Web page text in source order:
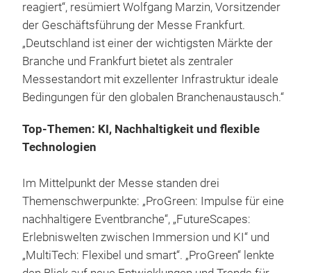
reagiert“, resümiert Wolfgang Marzin, Vorsitzender
der Geschäftsführung der Messe Frankfurt.
„Deutschland ist einer der wichtigsten Märkte der
Branche und Frankfurt bietet als zentraler
Messestandort mit exzellenter Infrastruktur ideale
Bedingungen für den globalen Branchenaustausch.“
Top-Themen: KI, Nachhaltigkeit und flexible
Technologien
Im Mittelpunkt der Messe standen drei
Themenschwerpunkte: „ProGreen: Impulse für eine
nachhaltigere Eventbranche“, „FutureScapes:
Erlebniswelten zwischen Immersion und KI“ und
„MultiTech: Flexibel und smart“. „ProGreen“ lenkte